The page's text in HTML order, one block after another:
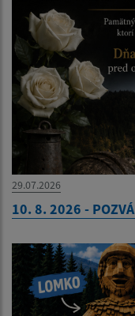
29.07.2026
10. 8. 2026 -